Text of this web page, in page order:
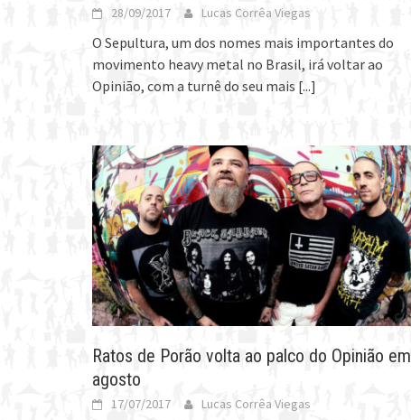
28/09/2017 Lucas Corrêa Viegas
O Sepultura, um dos nomes mais importantes do
movimento heavy metal no Brasil, irá voltar ao
Opinião, com a turnê do seu mais [...]
Ratos de Porão volta ao palco do Opinião em
agosto
17/07/2017 Lucas Corrêa Viegas